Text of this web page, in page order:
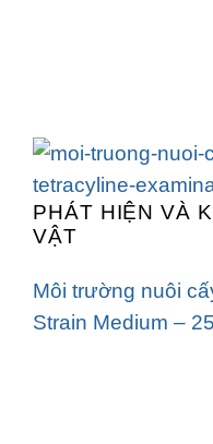
PHÁT HIỆN VÀ
VẬT
Môi trường nuôi
Strain Medium –